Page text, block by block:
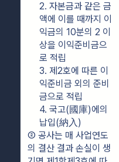
2. 자본금과 같은 금
액에 이를 때까지 이
익금의 10분의 2 이
상을 이익준비금으
로 적립
3. 제2호에 따른 이
익준비금 외의 준비
금으로 적립
4. 국고(國庫)에의
납입(納入)
② 공사는 매 사업연도
의 결산 결과 손실이 생